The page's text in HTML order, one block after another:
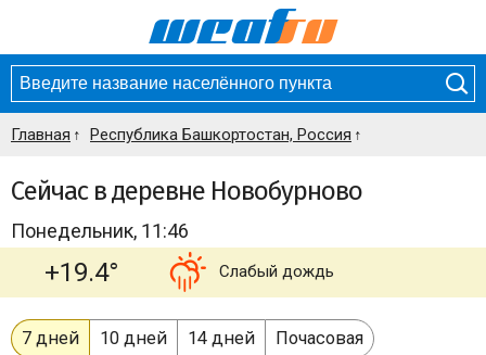
Главная Республика Башкортостан, Россия
Сейчас в деревне Новобурново
Понедельник, 11:46
+19.4° Слабый дождь
7 дней 10 дней 14 дней Почасовая